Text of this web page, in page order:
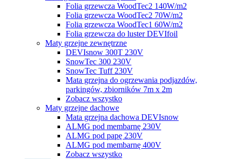
Folia grzewcza WoodTec2 140W/m2
Folia grzewcza WoodTec2 70W/m2
Folia grzewcza WoodTec1 60W/m2
Folia grzewcza do luster DEVIfoil
Maty grzejne zewnętrzne
DEVIsnow 300T 230V
SnowTec 300 230V
SnowTec Tuff 230V
Mata grzejna do ogrzewania podjazdów,
parkingów, zbiorników 7m x 2m
Zobacz wszystko
Maty grzejne dachowe
Mata grzejna dachowa DEVIsnow
ALMG pod membarnę 230V
ALMG pod papę 230V
ALMG pod membarnę 400V
Zobacz wszystko